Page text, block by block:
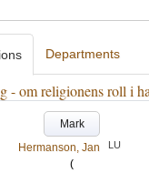
Departments
- om religionens roll i
Mark
Hermanson, Jan
LU
(